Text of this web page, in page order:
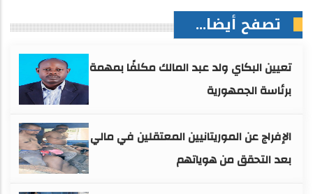
تصفح أيضا...
تعيين البكاي ولد عبد المالك مكلفًا بمهمة
برئاسة الجمهورية
الإفراج عن الموريتانيين المعتقلين في مالي
بعد التحقق من هوياتهم